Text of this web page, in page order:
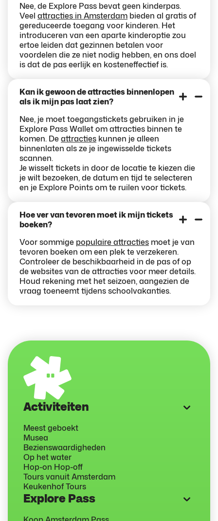
Nee, de Explore Pass bevat geen kinderpas.
Veel attracties in Amsterdam bieden al gratis of
gereduceerde toegang voor kinderen. Het
introduceren van een aparte kinderoptie zou
ertoe leiden dat gezinnen betalen voor
voordelen die ze niet nodig hebben, en ons doel
is dat de pas eerlijk en kosteneffectief is.
Kan ik gewoon de attracties binnenlopen
als ik mijn pas laat zien?
Nee, je moet toegangstickets gebruiken in je
Explore Pass Wallet om attracties binnen te
komen. Deattracties kunnen je alleen
binnenlaten als ze je ingewisselde tickets
scannen.
Je wisselt tickets in door de locatie te kiezen die
je wilt bezoeken, de datum en tijd te selecteren
en je Explore Points om te ruilen voor tickets.
Hoe ver van tevoren moet ik mijn tickets
boeken?
Voor sommige populaire attracties moet je van
tevoren boeken om een plek te verzekeren.
Controleer de beschikbaarheid in de pas of op
de websites van de attracties voor meer details.
Houd rekening met het seizoen, aangezien de
vraag toeneemt tijdens schoolvakanties.
Activiteiten
Meest geboekt
Musea
Bezienswaardigheden
Op het water
Hop-on Hop-off
Tours vanuit Amsterdam
Keukenhof Tours
Explore Pass